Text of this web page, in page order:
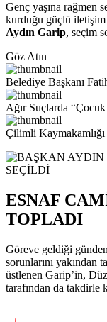
Genç yaşına rağmen
kurduğu güçlü iletişim
Aydın Garip, seçim
Göz Atın
Belediye Başkanı
Ağır Suçlarda
Çilimli
ESNAF
TOPLADI
Göreve geldiği
sorunlarını yakından
üstlenen Garip’in,
tarafından da takdirle